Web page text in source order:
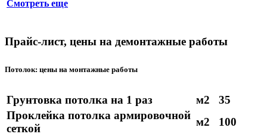
Смотреть еще
Прайс-лист, цены на демонтажные работы
Потолок: цены на монтажные работы
Грунтовка потолка на 1 раз м2
35
Проклейка потолка армировочной
сеткой
м2
100